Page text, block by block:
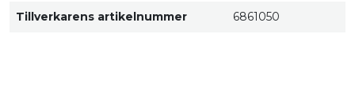
Tillverkarens artikelnummer 6861050